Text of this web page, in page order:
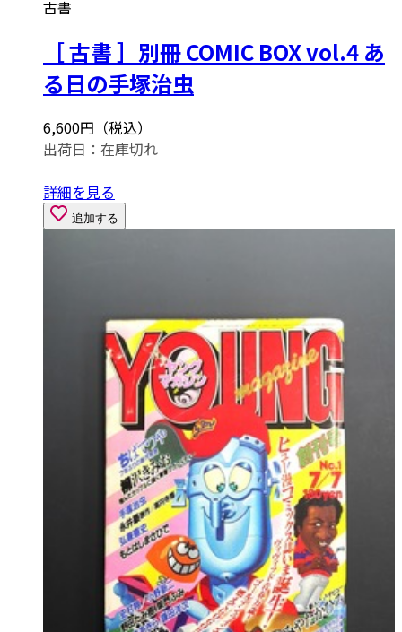
古書
［ 古書 ］別冊 COMIC BOX vol.4 あ
る日の手塚治虫
6,600円（税込）
出荷日： 在庫切れ
詳細を見る
追加する